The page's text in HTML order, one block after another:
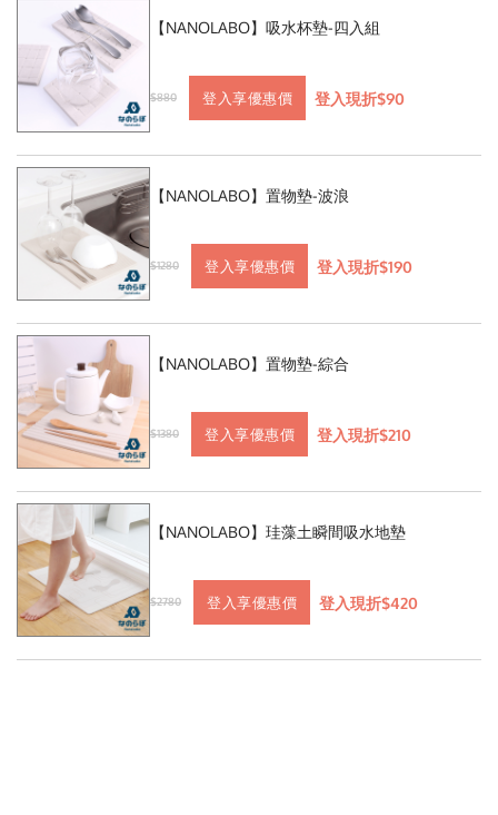
【NANOLABO】吸水杯墊-四入組
$880 登入享優惠價 登入現折$90
【NANOLABO】置物墊-波浪
$1280 登入享優惠價 登入現折$190
【NANOLABO】置物墊-綜合
$1380 登入享優惠價 登入現折$210
【NANOLABO】珪藻土瞬間吸水地墊
$2780 登入享優惠價 登入現折$420